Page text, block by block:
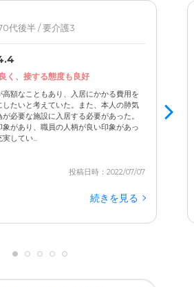
代後半 / 要介護3
く、接する態度も良好
額なこともあり、入居にかかる費用を
たいと考えていた。また、本人の肺気
必要な施設に入居する必要があった。
があり、職員の人柄が良い印象があっ
してい...
投稿日時：2022/07/07
続きを見る